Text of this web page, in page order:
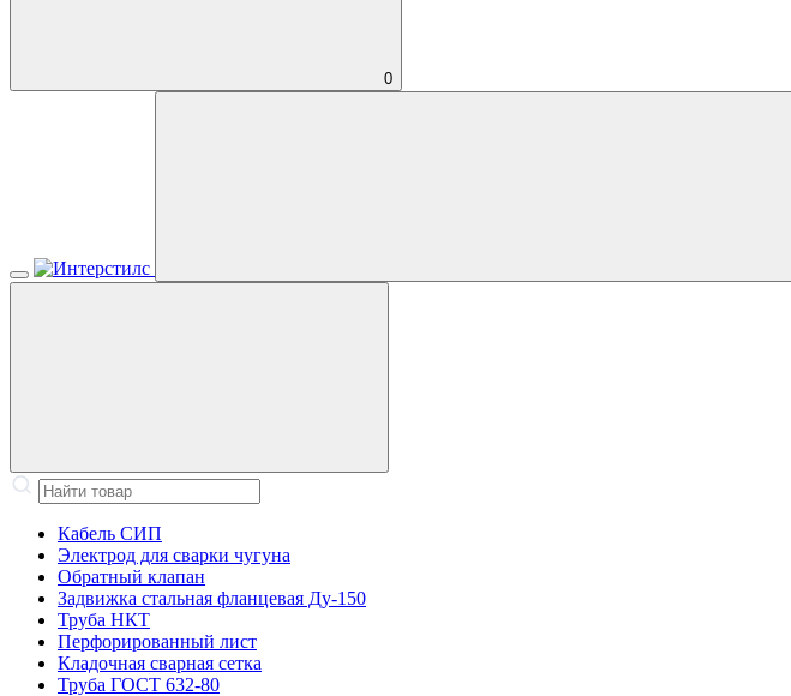
0
Кабель СИП
Электрод для сварки чугуна
Обратный клапан
Задвижка стальная фланцевая Ду-150
Труба НКТ
Перфорированный лист
Кладочная сварная сетка
Труба ГОСТ 632-80